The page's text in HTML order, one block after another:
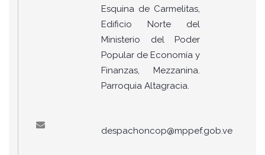
Esquina de Carmelitas,
Edificio Norte del
Ministerio del Poder
Popular de Economía y
Finanzas, Mezzanina.
Parroquia Altagracia.
despachoncop@mppef.gob.ve